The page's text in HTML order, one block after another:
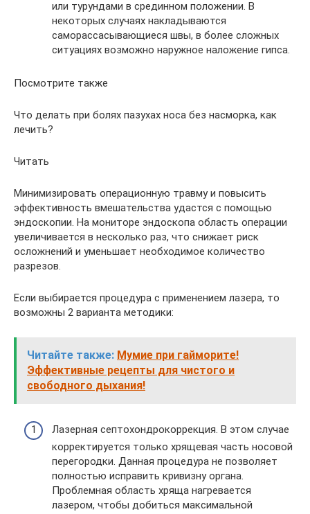
или турундами в срединном положении. В
некоторых случаях накладываются
саморассасывающиеся швы, в более сложных
ситуациях возможно наружное наложение гипса.
Посмотрите также
Что делать при болях пазухах носа без насморка, как
лечить?
Читать
Минимизировать операционную травму и повысить
эффективность вмешательства удастся с помощью
эндоскопии. На мониторе эндоскопа область операции
увеличивается в несколько раз, что снижает риск
осложнений и уменьшает необходимое количество
разрезов.
Если выбирается процедура с применением лазера, то
возможны 2 варианта методики:
Читайте также: Мумие при гайморите!
Эффективные рецепты для чистого и
свободного дыхания!
Лазерная септохондрокоррекция. В этом случае
корректируется только хрящевая часть носовой
перегородки. Данная процедура не позволяет
полностью исправить кривизну органа.
Проблемная область хряща нагревается
лазером, чтобы добиться максимальной